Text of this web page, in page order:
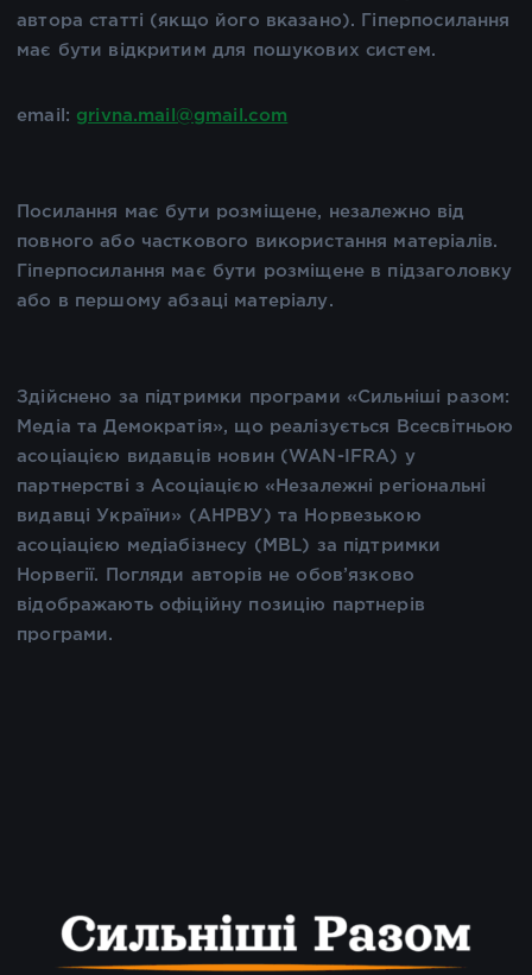
автора статті (якщо його вказано). Гіперпосилання
має бути відкритим для пошукових систем.
email: grivna.mail@gmail.com
Посилання має бути розміщене, незалежно від
повного або часткового використання матеріалів.
Гіперпосилання має бути розміщене в підзаголовку
або в першому абзаці матеріалу.
Здійснено за підтримки програми «Сильніші разом:
Медіа та Демократія», що реалізується Всесвітньою
асоціацією видавців новин (WAN-IFRA) у
партнерстві з Асоціацією «Незалежні регіональні
видавці України» (АНРВУ) та Норвезькою
асоціацією медіабізнесу (MBL) за підтримки
Норвегії. Погляди авторів не обов’язково
відображають офіційну позицію партнерів
програми.